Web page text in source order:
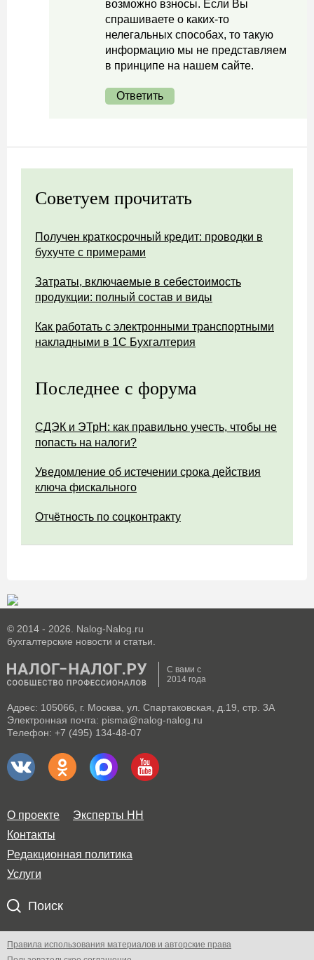
возможно взносы. Если Вы
спрашиваете о каких-то
нелегальных способах, то такую
информацию мы не представляем
в принципе на нашем сайте.
Ответить
Советуем прочитать
Получен краткосрочный кредит: проводки в
бухучте с примерами
Затраты, включаемые в себестоимость
продукции: полный состав и виды
Как работать с электронными транспортными
накладными в 1С Бухгалтерия
Последнее с форума
СДЭК и ЭТрН: как правильно учесть, чтобы не
попасть на налоги?
Уведомление об истечении срока действия
ключа фискального
Отчётность по соцконтракту
© 2014 - 2026. Nalog-Nalog.ru
бухгалтерские новости и статьи.
С вами с
2014 года
Адрес: 105066, г. Москва, ул. Спартаковская, д.19, стр. 3А
Электронная почта: pisma@nalog-nalog.ru
Телефон: +7 (495) 134-48-07
О проекте
Эксперты НН
Контакты
Редакционная политика
Услуги
Поиск
Правила использования материалов и авторские права